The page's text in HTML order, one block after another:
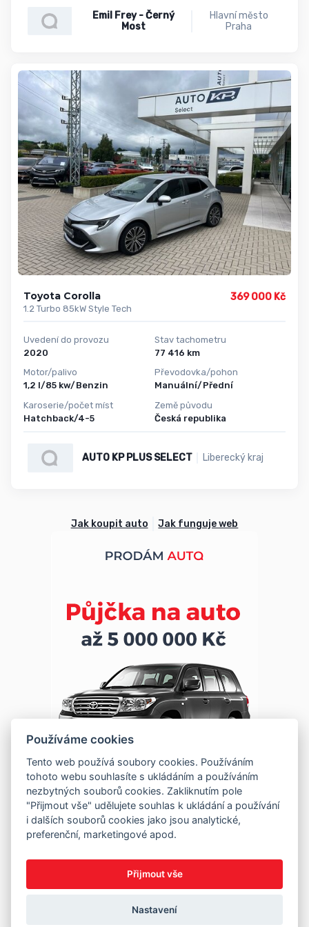
Emil Frey - Černý
Most
Hlavní město
Praha
Toyota Corolla
1.2 Turbo 85kW Style Tech
369 000 Kč
Uvedení do provozu
2020
Motor/palivo
1,2 l/85 kw/Benzin
Karoserie/počet míst
Hatchback/4-5
Stav tachometru
77 416 km
Převodovka/pohon
Manuální/Přední
Země původu
Česká republika
AUTO KP PLUS SELECT Liberecký kraj
Jak koupit auto Jak funguje web
Používáme cookies
Tento web používá soubory cookies. Používáním
tohoto webu souhlasíte s ukládáním a používáním
nezbytných souborů cookies. Zakliknutím pole
"Přijmout vše" udělujete souhlas k ukládání a používání
i dalších souborů cookies jako jsou analytické,
preferenční, marketingové apod.
Přijmout vše
Nastavení